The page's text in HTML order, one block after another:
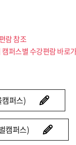
람 참조
퍼스별 수강편람 바로
퍼스)
캠퍼스)